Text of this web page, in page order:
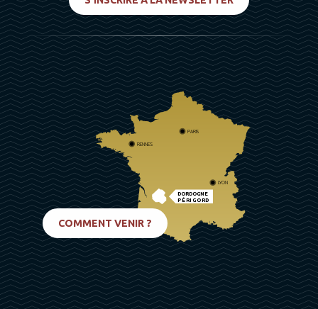
DORDOGNE
PÉRIGORD
PARIS
RENNES
LYON
COMMENT VENIR ?